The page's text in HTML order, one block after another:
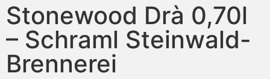
Stonewood Drà 0,70l
– Schraml Steinwald-
Brennerei